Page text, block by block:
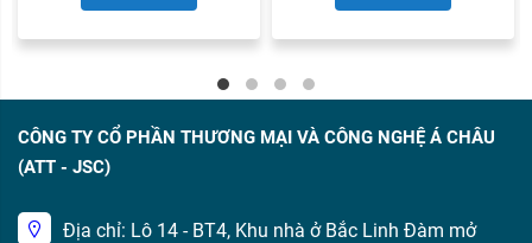
CÔNG TY CỔ PHẦN THƯƠNG MẠI VÀ CÔNG NGHỆ Á CHÂU
(ATT - JSC)
Địa chỉ: Lô 14 - BT4, Khu nhà ở Bắc Linh Đàm mở